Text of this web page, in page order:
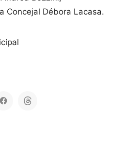
Concejal Débora Lacasa.